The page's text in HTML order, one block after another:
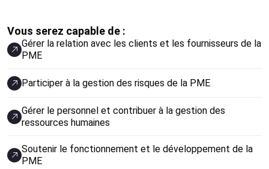
Vous serez capable de :
Gérer la relation avec les clients et les fournisseurs de la
PME
Participer à la gestion des risques de la PME
Gérer le personnel et contribuer à la gestion des
ressources humaines
Soutenir le fonctionnement et le développement de la
PME